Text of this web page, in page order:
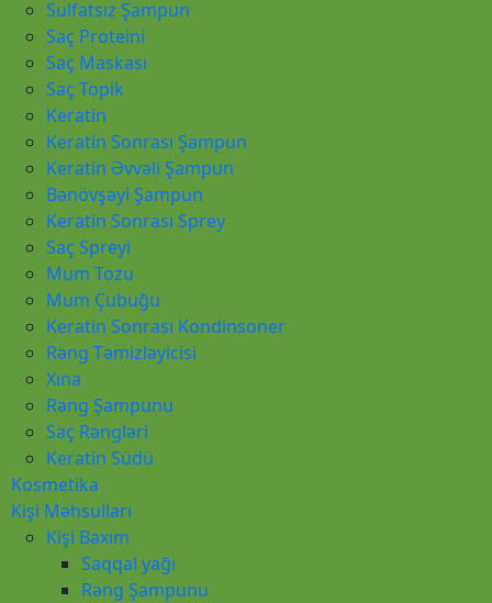
Sulfatsız Şampun
Saç Proteini
Saç Maskası
Saç Topik
Keratin
Keratin Sonrası Şampun
Keratin Əvvəli Şampun
Bənövşəyi Şampun
Keratin Sonrası Sprey
Saç Spreyi
Mum Tozu
Mum Çubuğu
Keratin Sonrası Kondinsoner
Rəng Təmizləyicisi
Xına
Rəng Şampunu
Saç Rəngləri
Keratin Südü
Kosmetika
Kişi Məhsulları
Kişi Baxım
Saqqal yağı
Rəng Şampunu